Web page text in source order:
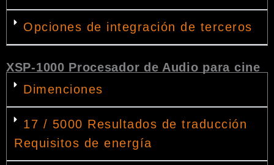
Opciones de integración de terceros
XSP-1000 Procesador de Audio para cine
Dimenciones
17 / 5000 Resultados de traducción
Requisitos de energía